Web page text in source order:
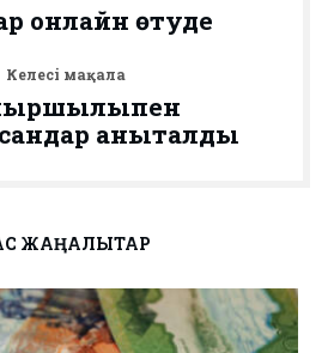
онлайн өтуде
Келесі мақала
анықталды
ЖАҢАЛЫҚТАР